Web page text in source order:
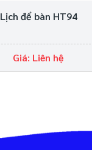
Lịch để bàn HT94
Giá: Liên hệ